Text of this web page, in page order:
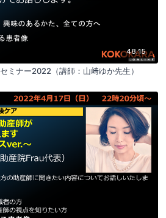
48:15
ミナー2022（講師：山﨑ゆか先生）